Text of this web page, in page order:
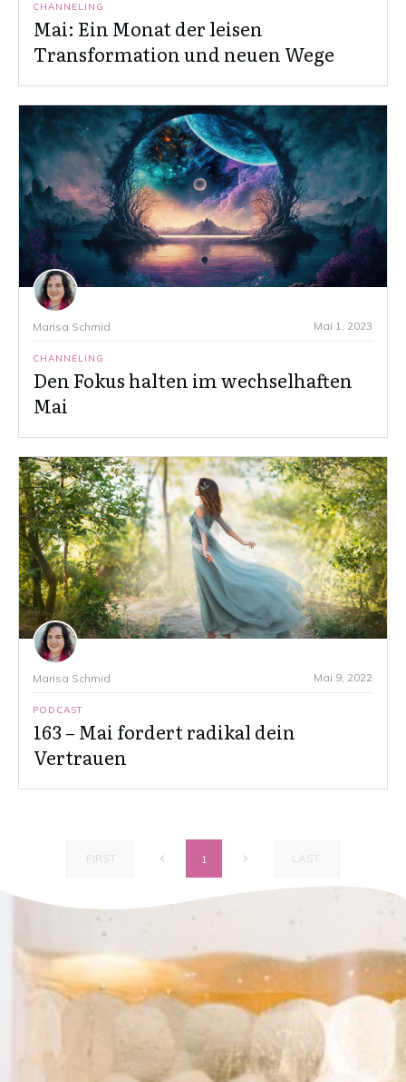
CHANNELING
Mai: Ein Monat der leisen
Transformation und neuen Wege
Marisa Schmid Mai 1, 2023
CHANNELING
Den Fokus halten im wechselhaften
Mai
Marisa Schmid Mai 9, 2022
PODCAST
163 – Mai fordert radikal dein
Vertrauen
FIRST 1 LAST